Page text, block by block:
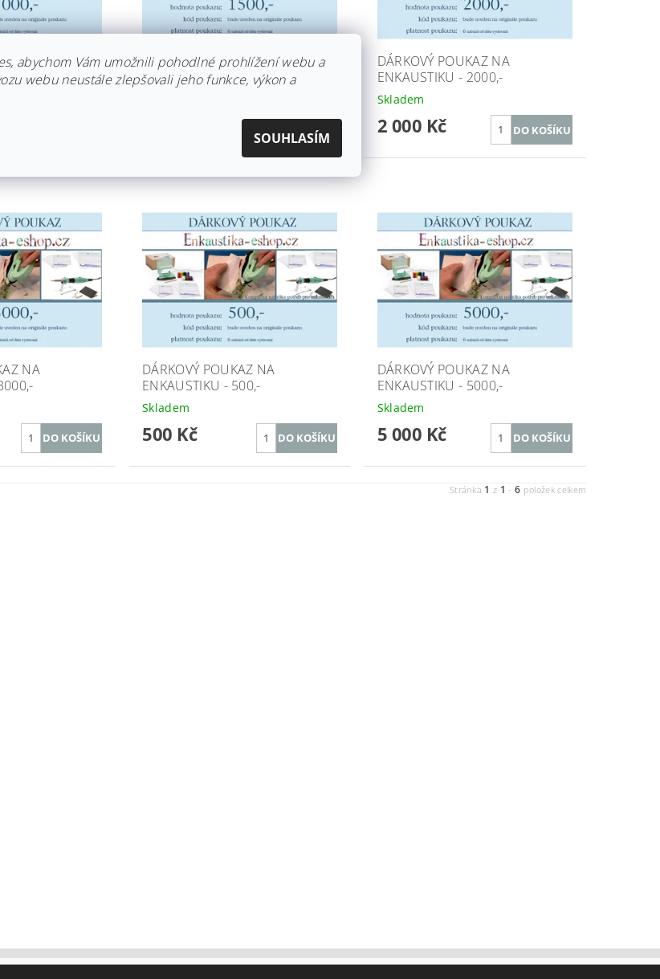
NA
DÁRKOVÝ POUKAZ NA
ENKAUSTIKU - 1500,-
DÁRKOVÝ POUKAZ NA
ENKAUSTIKU - 2000,-
Skladem
2 000 Kč
NA
DÁRKOVÝ POUKAZ NA
ENKAUSTIKU - 500,-
Skladem
500 Kč
DÁRKOVÝ POUKAZ NA
ENKAUSTIKU - 5000,-
Skladem
5 000 Kč
Stránka 1 z 1 -6 položek celkem
abychom Vám umožnili pohodlné prohlížení webu a
webu neustále zlepšovali jeho funkce, výkon a
SOUHLASÍM